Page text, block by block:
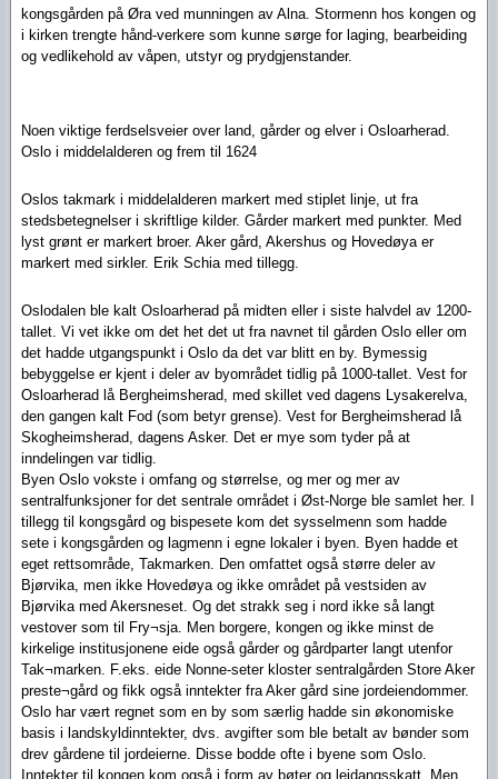
kongsgården på Øra ved munningen av Alna. Stormenn hos kongen og
i kirken trengte hånd-verkere som kunne sørge for laging, bearbeiding
og vedlikehold av våpen, utstyr og prydgjenstander.
Noen viktige ferdselsveier over land, gårder og elver i Osloarherad.
Oslo i middelalderen og frem til 1624
Oslos takmark i middelalderen markert med stiplet linje, ut fra
stedsbetegnelser i skriftlige kilder. Gårder markert med punkter. Med
lyst grønt er markert broer. Aker gård, Akershus og Hovedøya er
markert med sirkler. Erik Schia med tillegg.
Oslodalen ble kalt Osloarherad på midten eller i siste halvdel av 1200-
tallet. Vi vet ikke om det het det ut fra navnet til gården Oslo eller om
det hadde utgangspunkt i Oslo da det var blitt en by. Bymessig
bebyggelse er kjent i deler av byområdet tidlig på 1000-tallet. Vest for
Osloarherad lå Bergheimsherad, med skillet ved dagens Lysakerelva,
den gangen kalt Fod (som betyr grense). Vest for Bergheimsherad lå
Skogheimsherad, dagens Asker. Det er mye som tyder på at
inndelingen var tidlig.
Byen Oslo vokste i omfang og størrelse, og mer og mer av
sentralfunksjoner for det sentrale området i Øst-Norge ble samlet her. I
tillegg til kongsgård og bispesete kom det sysselmenn som hadde
sete i kongsgården og lagmenn i egne lokaler i byen. Byen hadde et
eget rettsområde, Takmarken. Den omfattet også større deler av
Bjørvika, men ikke Hovedøya og ikke området på vestsiden av
Bjørvika med Akersneset. Og det strakk seg i nord ikke så langt
vestover som til Fry¬sja. Men borgere, kongen og ikke minst de
kirkelige institusjonene eide også gårder og gårdparter langt utenfor
Tak¬marken. F.eks. eide Nonne-seter kloster sentralgården Store Aker
preste¬gård og fikk også inntekter fra Aker gård sine jordeiendommer.
Oslo har vært regnet som en by som særlig hadde sin økonomiske
basis i landskyldinntekter, dvs. avgifter som ble betalt av bønder som
drev gårdene til jordeierne. Disse bodde ofte i byene som Oslo.
Inntekter til kongen kom også i form av bøter og leidangsskatt. Men